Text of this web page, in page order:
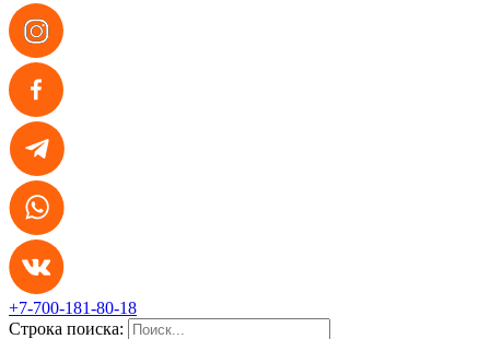
+7-700-181-80-18
Строка поиска: